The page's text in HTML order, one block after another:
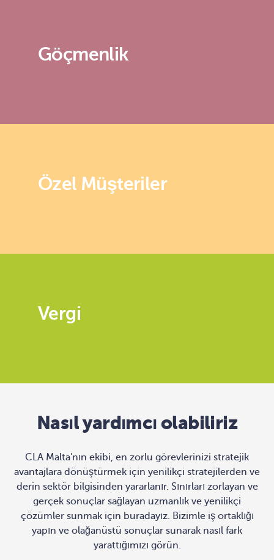
Göçmenlik
Özel Müşteriler
Vergi
Nasıl yardımcı olabiliriz
CLA Malta'nın ekibi, en zorlu görevlerinizi stratejik
avantajlara dönüştürmek için yenilikçi stratejilerden ve
derin sektör bilgisinden yararlanır. Sınırları zorlayan ve
gerçek sonuçlar sağlayan uzmanlık ve yenilikçi
çözümler sunmak için buradayız. Bizimle iş ortaklığı
yapın ve olağanüstü sonuçlar sunarak nasıl fark
yarattığımızı görün.